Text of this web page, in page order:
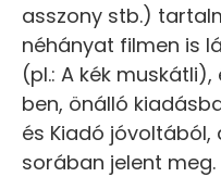
asszony stb.)
néhányat filmen is
(pl.: A kék
ben, önálló
és Kiadó jóvoltából,
sorában jelent meg.